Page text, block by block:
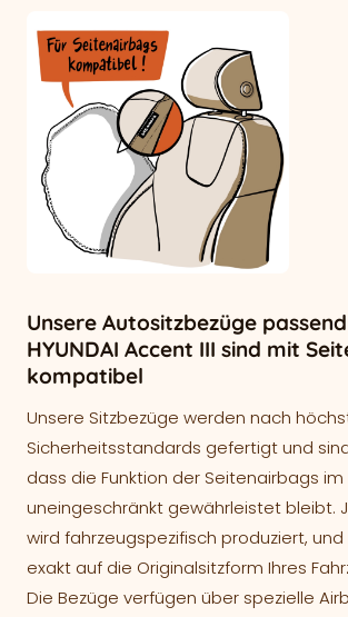
Unsere Autositzbezüge
HYUNDAI Accent III sind mit
kompatibel
Unsere Sitzbezüge werden nach
Sicherheitsstandards gefertigt und
dass die Funktion der Seitenairbags im
uneingeschränkt gewährleistet bleibt.
wird fahrzeugspezifisch produziert,
exakt auf die Originalsitzform Ihres
Die Bezüge verfügen über spezielle